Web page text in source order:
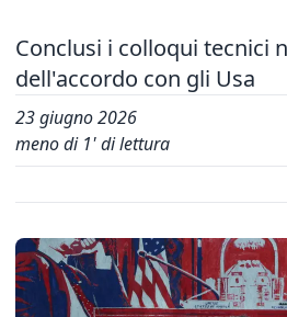
Conclusi i colloqui tecnici
dell'accordo con gli Usa
23 giugno 2026
meno di 1' di lettura